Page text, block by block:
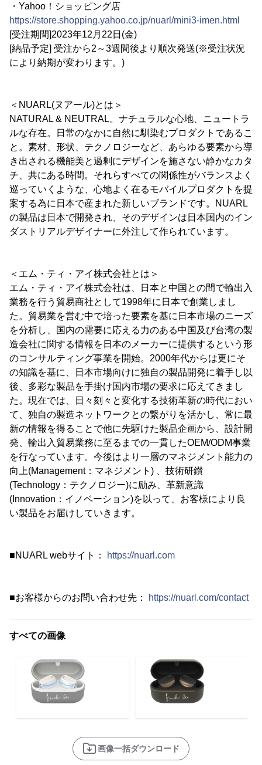
・Yahoo！ショッピング店
https://store.shopping.yahoo.co.jp/nuarl/mini3-imen.html
[受注期間]2023年12月22日(金)
[納品予定] 受注から2～3週間後より順次発送(※受注状況
により納期が変わります。)
＜NUARL(ヌアール)とは＞
NATURAL & NEUTRAL。ナチュラルな心地、ニュートラ
ルな存在。日常のなかに自然に馴染むプロダクトであるこ
と。素材、形状、テクノロジーなど、あらゆる要素から導
き出される機能美と過剰にデザインを施さない静かなカタ
チ、共にある時間。それらすべての関係性がバランスよく
巡っていくような、心地よく在るモバイルプロダクトを提
案する為に日本で産まれた新しいブランドです。NUARL
の製品は日本で開発され、そのデザインは日本国内のイン
ダストリアルデザイナーに外注して作られています。
＜エム・ティ・アイ株式会社とは＞
エム・ティ・アイ株式会社は、日本と中国との間で輸出入
業務を行う貿易商社として1998年に日本で創業しまし
た。貿易業を営む中で培った要素を基に日本市場のニーズ
を分析し、国内の需要に応える力のある中国及び台湾の製
造会社に関する情報を日本のメーカーに提供するという形
のコンサルティング事業を開始。2000年代からは更にそ
の知識を基に、日本市場向けに独自の製品開発に着手し以
後、多彩な製品を手掛け国内市場の要求に応えてきまし
た。現在では、日々刻々と変化する技術革新の時代におい
て、独自の製造ネットワークとの繋がりを活かし、常に最
新の情報を得ることで他に先駆けた製品企画から、設計開
発、輸出入貿易業務に至るまでの一貫したOEM/ODM事業
を行なっています。今後はより一層のマネジメント能力の
向上(Management：マネジメント) 、技術研鑚
(Technology：テクノロジー)に励み、革新意識
(Innovation：イノベーション)を以って、お客様により良
い製品をお届けしていきます。
■NUARL webサイト： https://nuarl.com
■お客様からのお問い合わせ先： https://nuarl.com/contact
すべての画像
画像一括ダウンロード